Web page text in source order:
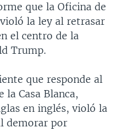
que la Oficina de
la ley al retrasar
el centro de la
Trump.
que responde al
Casa Blanca,
en inglés, violó la
demorar por